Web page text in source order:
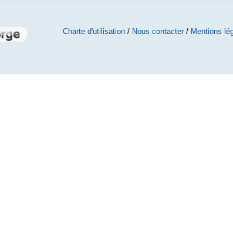
Charte d'utilisation/ Nous contacter/ Mentions